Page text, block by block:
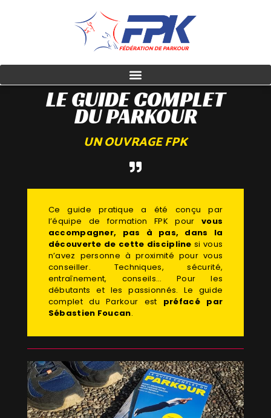
LE GUIDE COMPLET
DU PARKOUR
UN OUVRAGE FPK
Ce guide pratique a été conçu par
l’équipe de formation FPK pour vous
accompagner, pas à pas, dans la
découverte de cette disciplinesi vous
n’avez personne à proximité pour vous
conseiller. Techniques, sécurité,
entraînement, conseils… Pour les
débutants et les passionnés. Le guide
complet du Parkour est préfacé par
Sébastien Foucan.